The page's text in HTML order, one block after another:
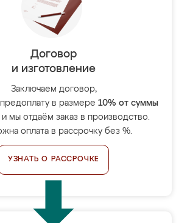
Договор
и изготовление
Заключаем договор,
в размере 10% от суммы
и мы отдаём заказ в производство.
оплата в рассрочку без %.
УЗНАТЬ О РАССРОЧКЕ